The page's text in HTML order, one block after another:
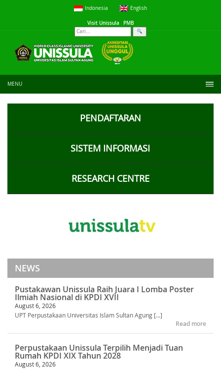
Indonesia English
Visit Unissula PMB
MENU
PENDAFTARAN
SISTEM INFORMASI
RESEARCH CENTRE
NEWS
Pustakawan Unissula Raih Juara I Lomba Poster
Ilmiah Nasional di KPDI XVII
August 6, 2026
UPT Perpustakaan Universitas Islam Sultan Agung [...]
Read more
Perpustakaan Unissula Terpilih Menjadi Tuan
Rumah KPDI XIX Tahun 2028
August 6, 2026